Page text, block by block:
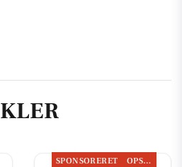
SPONSORERET OPSLAGSTAVLEN